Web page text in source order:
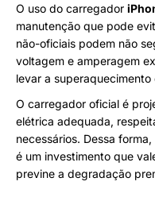
O uso do carregador
manutenção que pode
não-oficiais podem não
voltagem e amperagem
levar a superaquecimento
O carregador oficial é
elétrica adequada,
necessários. Dessa
é um investimento que
previne a degradação